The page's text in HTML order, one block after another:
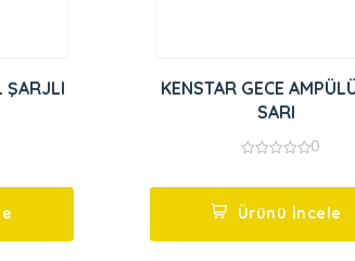
ŞARJLI
KENSTAR GECE
SARI
5
0
Ürünü İncele